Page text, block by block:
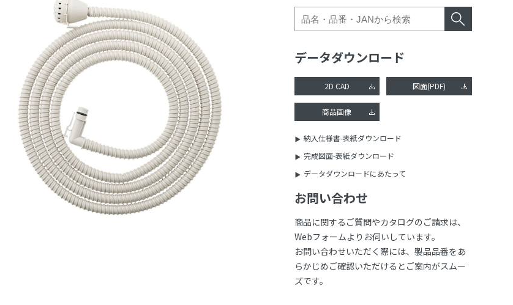
データダウンロード
2D CAD 図面(PDF)
商品画像
納入仕様書-表紙ダウンロード
完成図面-表紙ダウンロード
データダウンロードにあたって
お問い合わせ
商品に関するご質問やカタログのご請求は、
Webフォームよりお伺いしています。
お問い合わせいただく際には、製品品番をあ
らかじめご確認いただけるとご案内がスムー
ズです。